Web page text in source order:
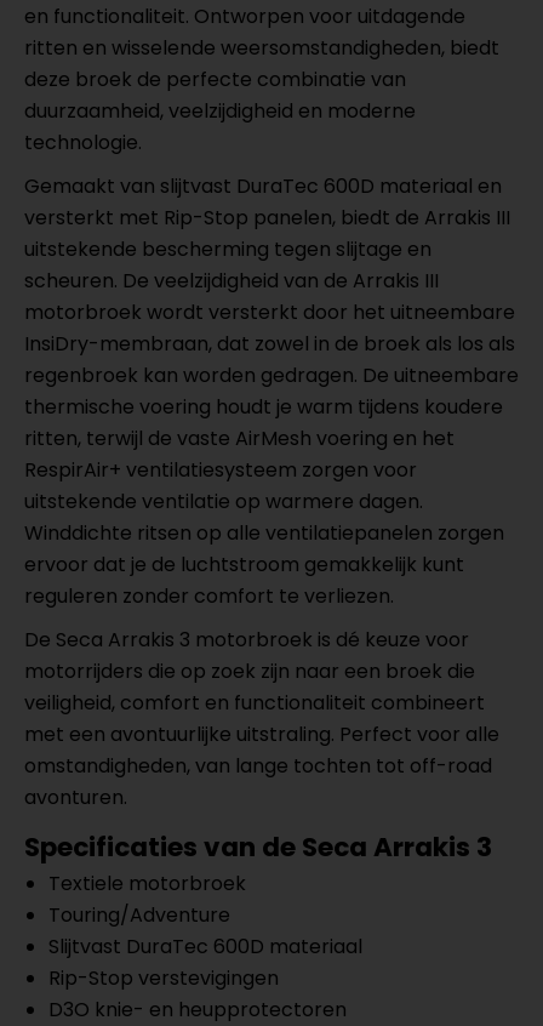
en functionaliteit. Ontworpen voor uitdagende
ritten en wisselende weersomstandigheden, biedt
deze broek de perfecte combinatie van
duurzaamheid, veelzijdigheid en moderne
technologie.
Gemaakt van slijtvast DuraTec 600D materiaal en
versterkt met Rip-Stop panelen, biedt de Arrakis III
uitstekende bescherming tegen slijtage en
scheuren. De veelzijdigheid van de Arrakis III
motorbroek wordt versterkt door het uitneembare
InsiDry-membraan, dat zowel in de broek als los als
regenbroek kan worden gedragen. De uitneembare
thermische voering houdt je warm tijdens koudere
ritten, terwijl de vaste AirMesh voering en het
RespirAir+ ventilatiesysteem zorgen voor
uitstekende ventilatie op warmere dagen.
Winddichte ritsen op alle ventilatiepanelen zorgen
ervoor dat je de luchtstroom gemakkelijk kunt
reguleren zonder comfort te verliezen.
De Seca Arrakis 3 motorbroek is dé keuze voor
motorrijders die op zoek zijn naar een broek die
veiligheid, comfort en functionaliteit combineert
met een avontuurlijke uitstraling. Perfect voor alle
omstandigheden, van lange tochten tot off-road
avonturen.
Specificaties van de Seca Arrakis 3
Textiele motorbroek
Touring/Adventure
Slijtvast DuraTec 600D materiaal
Rip-Stop verstevigingen
D3O knie- en heupprotectoren